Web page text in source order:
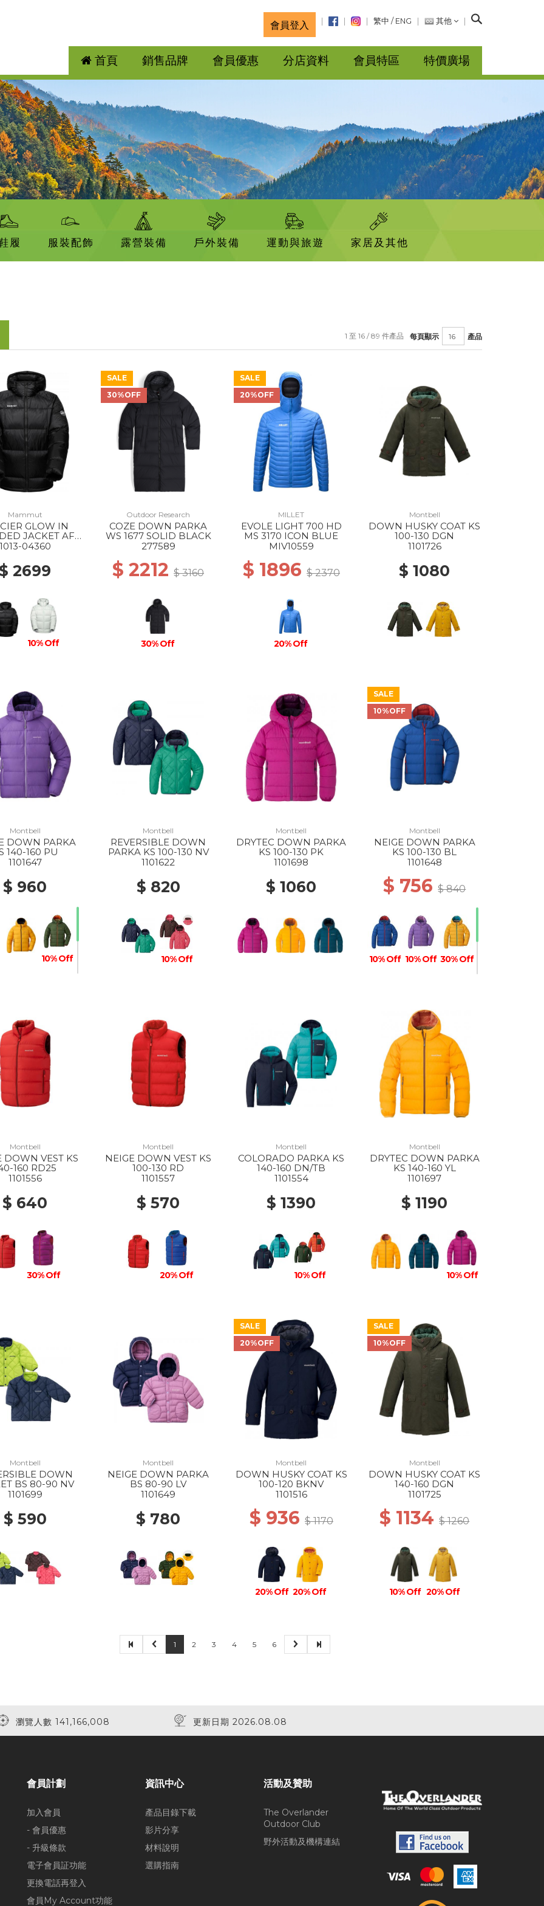
會員登入 繁中 / ENG 其他
搜
首頁 銷售品牌 會員優惠 分店資料 會員特區 特價廣場
履 服裝配飾 露營裝備 戶外裝備 運動與旅遊 家居及其他
每頁顯示 產品
1 至 16 / 89 件產品
Mammut
GLOW IN
JACKET AF
0001 BLACK
04360
2699
10% Off
SALE
30%OFF
Outdoor Research
COZE DOWN PARKA
WS 1677 SOLID BLACK
277589
$ 2212$ 3160
30% Off
SALE
20%OFF
MILLET
EVOLE LIGHT 700 HD
MS 3170 ICON BLUE
MIV10559
$ 1896 $ 2370
20% Off
Montbell
DOWN HUSKY COAT KS
100-130 DGN
1101726
$ 1080
Montbell
DOWN PARKA
140-160 PU
1101647
$ 960
10% Off
20% Off
Montbell
REVERSIBLE DOWN
PARKA KS 100-130 NV
1101622
$ 820
10% Off
Montbell
DRYTEC DOWN PARKA
KS 100-130 PK
1101698
$ 1060
SALE
10%OFF
Montbell
NEIGE DOWN PARKA
KS 100-130 BL
1101648
$ 756$ 840
10% Off 10% Off 30% Off
Montbell
DOWN VEST KS
160 RD25
1101556
$ 640
30% Off
Montbell
NEIGE DOWN VEST KS
100-130 RD
1101557
$ 570
20% Off
Montbell
COLORADO PARKA KS
140-160 DN/TB
1101554
$ 1390
10% Off
Montbell
DRYTEC DOWN PARKA
KS 140-160 YL
1101697
$ 1190
10% Off
Montbell
DOWN
BS 80-90 NV
1101699
$ 590
Montbell
NEIGE DOWN PARKA
BS 80-90 LV
1101649
$ 780
SALE
20%OFF
Montbell
DOWN HUSKY COAT KS
100-120 BKNV
1101516
$ 936 $ 1170
20% Off 20% Off
SALE
10%OFF
Montbell
DOWN HUSKY COAT KS
140-160 DGN
1101725
$ 1134$ 1260
10% Off 20% Off
1 2 3 4 5 6
瀏覽人數 141,166,008 更新日期 2026.08.08
會員計劃
加入會員
- 會員優惠
- 升級條款
電子會員証功能
更換電話再登入
會員My Account功能
資訊中心
產品目錄下載
影片分享
材料說明
選購指南
活動及贊助
The Overlander
Outdoor Club
野外活動及機構連結